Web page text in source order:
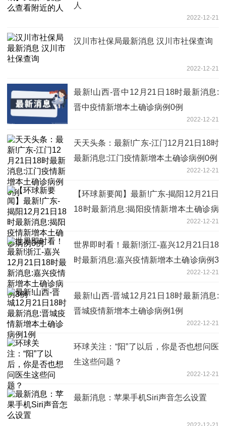
人
2022-12-21
汉川市社保局最新消息 汉川市社保查询
2022-12-21
最新!山西-晋中12月21日18时最新消息:
晋中疫情新增本土确诊病例0例
2022-12-21
天天头条：最新!广东-江门12月21日18时
最新消息:江门疫情新增本土确诊病例0例
2022-12-21
【环球新要闻】最新!广东-揭阳12月21日
18时最新消息:揭阳疫情新增本土确诊病
2022-12-21
世界即时看！最新!浙江-嘉兴12月21日18
时最新消息:嘉兴疫情新增本土确诊病例3
2022-12-21
最新!山西-晋城12月21日18时最新消息:
晋城疫情新增本土确诊病例1例
2022-12-21
环球关注：“阳”了以后，你是否也想问医
生这些问题？
2022-12-21
最新消息：苹果手机Siri声音怎么设置